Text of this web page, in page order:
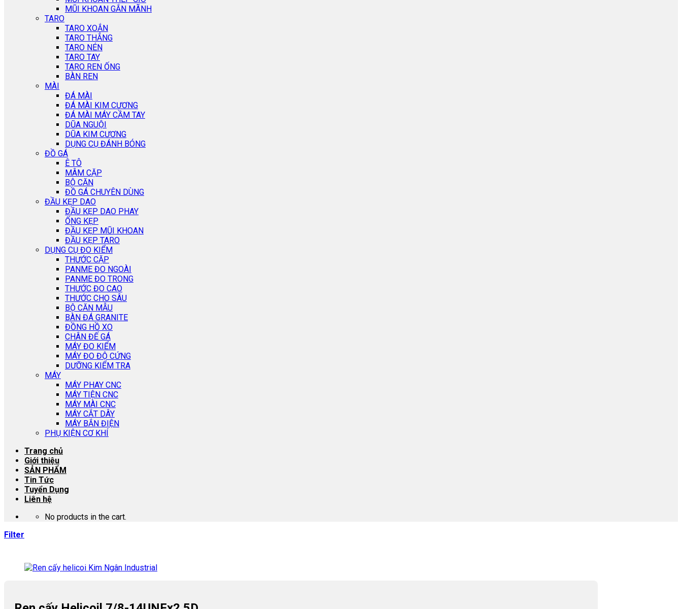
MŨI KHOAN GẮN MÃNH
TARO
TARO XOẮN
TARO THẲNG
TARO NÉN
TARO TAY
TARO REN ỐNG
BÀN REN
MÀI
ĐÁ MÀI
ĐÁ MÀI KIM CƯƠNG
ĐÁ MÀI MÁY CẦM TAY
DŨA NGUỘI
DŨA KIM CƯƠNG
DỤNG CỤ ĐÁNH BÓNG
ĐỒ GÁ
Ê TÔ
MÂM CẶP
BỘ CĂN
ĐỒ GÁ CHUYÊN DÙNG
ĐẦU KẸP DAO
ĐẦU KẸP DAO PHAY
ỐNG KẸP
ĐẦU KẸP MŨI KHOAN
ĐẦU KẸP TARO
DỤNG CỤ ĐO KIỂM
THƯỚC CẶP
PANME ĐO NGOÀI
PANME ĐO TRONG
THƯỚC ĐO CAO
THƯỚC CHO SÂU
BỘ CĂN MẪU
BÀN ĐÁ GRANITE
ĐỒNG HỒ XO
CHÂN ĐẾ GÁ
MÁY ĐO KIỂM
MÁY ĐO ĐỘ CỨNG
DƯỠNG KIỂM TRA
MÁY
MÁY PHAY CNC
MÁY TIỆN CNC
MÁY MÀI CNC
MÁY CẮT DÂY
MÁY BẮN ĐIỆN
PHỤ KIỆN CƠ KHÍ
Trang chủ
Giới thiệu
SẢN PHẨM
Tin Tức
Tuyển Dụng
Liên hệ
No products in the cart.
Filter